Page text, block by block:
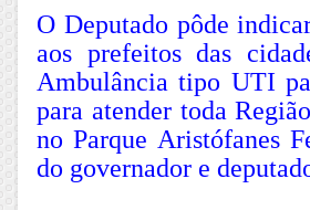
O Deputado pôde
aos prefeitos das
Ambulância tipo UTI
para atender toda
no Parque Aristófanes
do governador e